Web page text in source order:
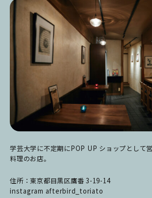
学芸大学に不定期にPOP UP ショップとして
料理のお店。
住所：東京都目黒区鷹番 3-19-14
instagram afterbird_toriato